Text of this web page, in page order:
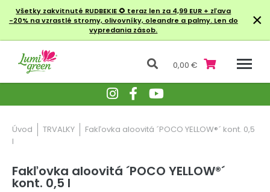
Všetky zakvitnuté RUDBEKIE🌻 teraz len za 4,99 EUR + zľava
-20% na vzrastlé stromy, olivovníky, oleandre a palmy. Len do
vypredania zásob.
×
0,00 €
Úvod TRVALKY
Fakľovka aloovitá ´POCO YELLOW®´ kont. 0,5
l
Fakľovka aloovitá ´POCO YELLOW®´
kont. 0,5 l